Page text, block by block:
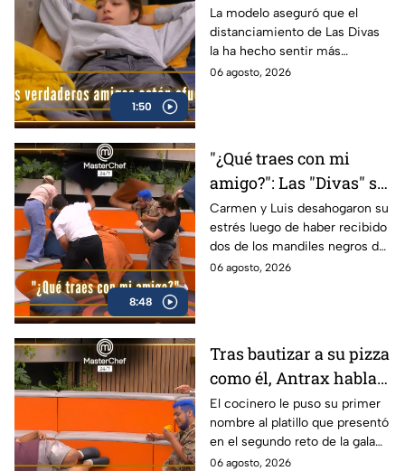
1:50
Michelle se desahoga
con Ixdit en
MasterChef 24/7
(VIDEO)
La modelo aseguró que el
distanciamiento de Las Divas
la ha hecho sentir más
tranquila en MasterChef 24/7.
06 agosto, 2026
8:48
"¿Qué traes con mi
amigo?": Las "Divas" se
enfrentan en una
despiadada pelea de
almohadas en
MasterChef 24/7
Carmen y Luis desahogaron su
estrés luego de haber recibido
dos de los mandiles negros de
la gala del 6 de agosto
06 agosto, 2026
Tras bautizar a su pizza
como él, Antrax habla
más de su primer
nombre en MasterChef
24/7 (VIDEO)
El cocinero le puso su primer
nombre al platillo que presentó
en el segundo reto de la gala
de mandiles negros
06 agosto, 2026